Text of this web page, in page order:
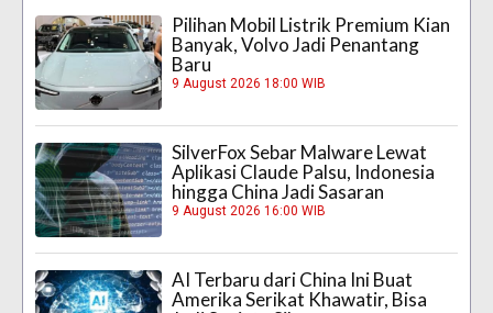
Pilihan Mobil Listrik Premium Kian
Banyak, Volvo Jadi Penantang
Baru
9 August 2026 18:00 WIB
SilverFox Sebar Malware Lewat
Aplikasi Claude Palsu, Indonesia
hingga China Jadi Sasaran
9 August 2026 16:00 WIB
AI Terbaru dari China Ini Buat
Amerika Serikat Khawatir, Bisa